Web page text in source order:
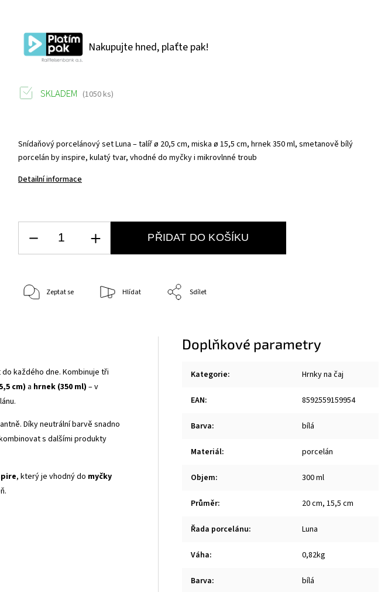
Nakupujte hned, plaťte pak!
Snídaňový porcelánový set Luna – talíř ø 20,5 cm, miska ø 15,5 cm, hrnek 350 ml, smetanově bílý
porcelán by inspire, kulatý tvar, vhodné do myčky i mikrovlnné troub
Detailní informace
SKLADEM (1050 ks)
PŘIDAT DO KOŠÍKU
Zeptat se Hlídat Sdílet
každého dne. Kombinuje tři
cm) a hrnek (350 ml) – v
Díky neutrální barvě snadno
s dalšími produkty
, který je vhodný do myčky
Doplňkové parametry
Kategorie: Hrnky na čaj
EAN: 8592559159954
Barva: bílá
Materiál: porcelán
Objem: 300 ml
Průměr: 20 cm, 15,5 cm
Řada porcelánu: Luna
Váha: 0,82kg
Barva: bílá